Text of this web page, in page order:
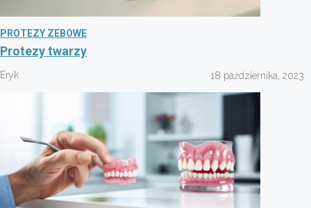
PROTEZY ZEBOWE
Protezy twarzy
Eryk 18 października, 2023